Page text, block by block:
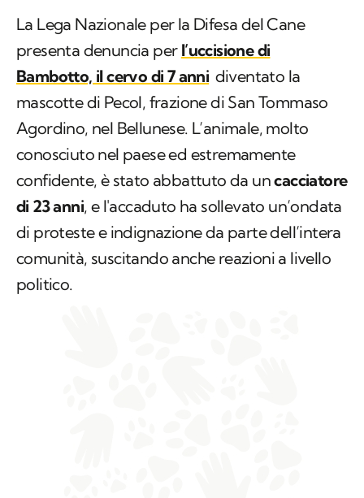
La Lega Nazionale per la Difesa del Cane
presenta denuncia per l’uccisione di
Bambotto, il cervo di 7 anni diventato la
mascotte di Pecol, frazione di San Tommaso
Agordino, nel Bellunese. L’animale, molto
conosciuto nel paese ed estremamente
confidente, è stato abbattuto da uncacciatore
di 23 anni, e l'accaduto ha sollevato un’ondata
di proteste e indignazione da parte dell’intera
comunità, suscitando anche reazioni a livello
politico.